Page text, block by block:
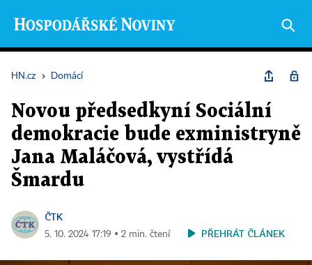
HN.cz › Domácí
Novou předsedkyní Sociální
demokracie bude exministryně
Jana Maláčová, vystřídá
Šmardu
ČTK
5. 10. 2024 17:19 ▪ 2 min. čtení PŘEHRÁT ČLÁNEK